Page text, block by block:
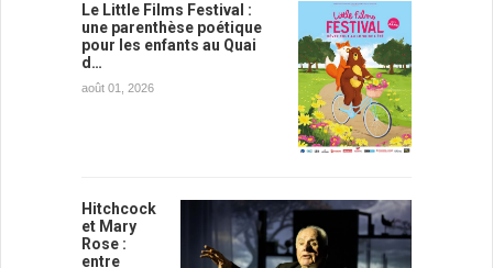
Le Little Films Festival :
une parenthèse poétique
pour les enfants au Quai
d…
août 01, 2026
Hitchcock
et Mary
Rose :
entre